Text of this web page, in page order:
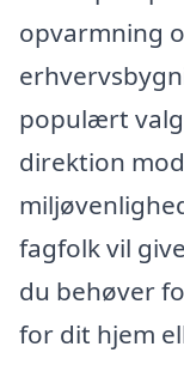
opvarmning
populært
direktion
fagfolk vil
du behøver
for dit hjem